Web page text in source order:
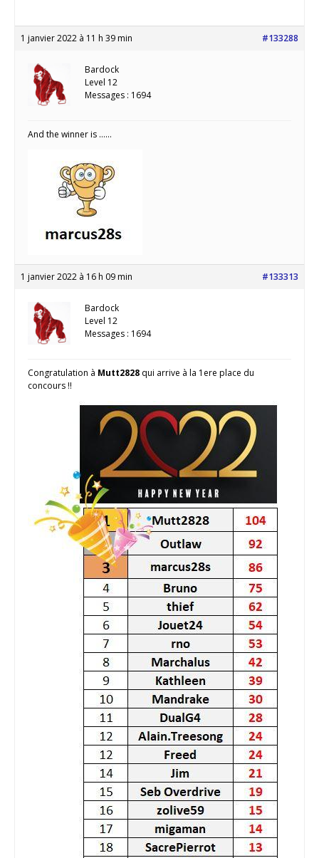
1 janvier 2022 à 11 h 39 min #133288
Bardock
Level 12
Messages : 1694
And the winner is ……
1 janvier 2022 à 16 h 09 min #133313
Bardock
Level 12
Messages : 1694
Congratulation à Mutt2828 qui arrive à la 1ere place du
concours !!